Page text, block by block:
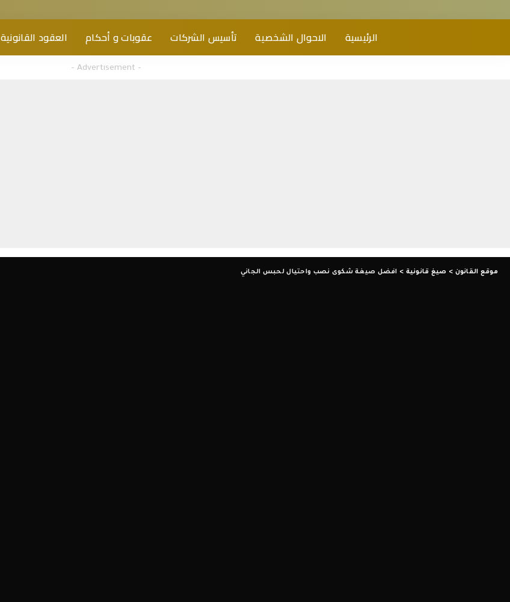
الرئيسية الاحوال الشخصية تأسيس الشركات عقوبات و أحكام العقود القانونية
– Advertisement –
موقع القانون > صيغ قانونية > افضل صيغة شكوى نصب واحتيال لحبس الجاني